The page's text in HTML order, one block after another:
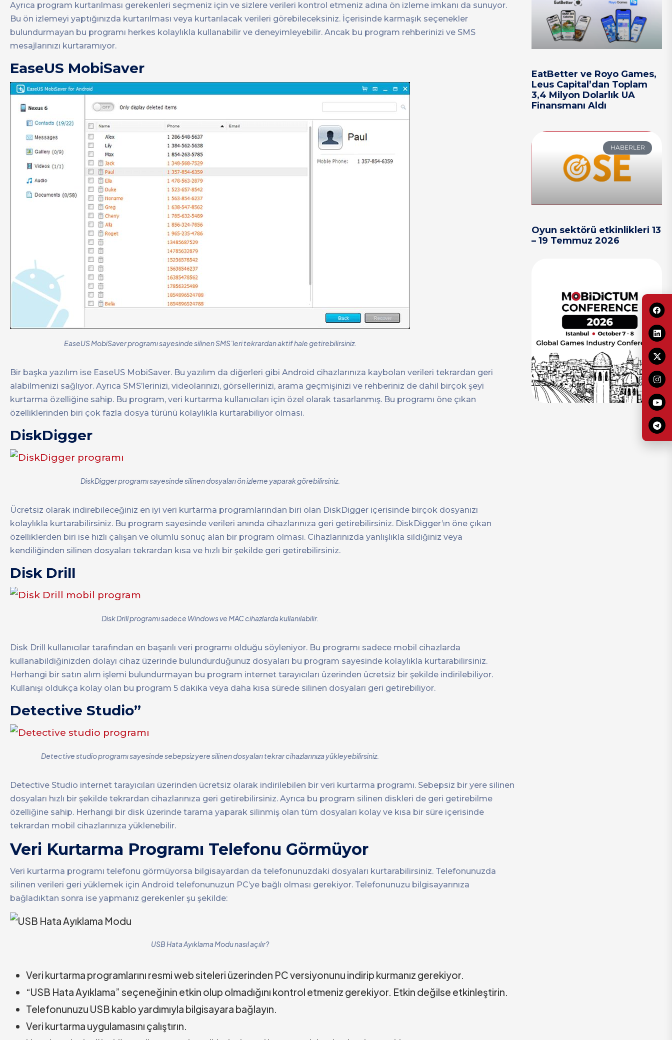
Ayrıca program kurtarılması gerekenleri seçmeniz için ve sizlere verileri kontrol etmeniz adına ön izleme imkanı da sunuyor.
Bu ön izlemeyi yaptığınızda kurtarılması veya kurtarılacak verileri görebileceksiniz. İçerisinde karmaşık seçenekler
bulundurmayan bu programı herkes kolaylıkla kullanabilir ve deneyimleyebilir. Ancak bu program rehberinizi ve SMS
mesajlarınızı kurtaramıyor.
EaseUS MobiSaver
EaseUS MobiSaver programı sayesinde silinen SMS’leri tekrardan aktif hale getirebilirsiniz.
Bir başka yazılım ise EaseUS MobiSaver. Bu yazılım da diğerleri gibi Android cihazlarınıza kaybolan verileri tekrardan geri
alabilmenizi sağlıyor. Ayrıca SMS’lerinizi, videolarınızı, görsellerinizi, arama geçmişinizi ve rehberiniz de dahil birçok şeyi
kurtarma özelliğine sahip. Bu program, veri kurtarma kullanıcıları için özel olarak tasarlanmış. Bu programı öne çıkan
özelliklerinden biri çok fazla dosya türünü kolaylıkla kurtarabiliyor olması.
DiskDigger
DiskDigger programı sayesinde silinen dosyaları ön izleme yaparak görebilirsiniz.
Ücretsiz olarak indirebileceğiniz en iyi veri kurtarma programlarından biri olan DiskDigger içerisinde birçok dosyanızı
kolaylıkla kurtarabilirsiniz. Bu program sayesinde verileri anında cihazlarınıza geri getirebilirsiniz. DiskDigger’ın öne çıkan
özelliklerden biri ise hızlı çalışan ve olumlu sonuç alan bir program olması. Cihazlarınızda yanlışlıkla sildiğiniz veya
kendiliğinden silinen dosyaları tekrardan kısa ve hızlı bir şekilde geri getirebilirsiniz.
Disk Drill
Disk Drill programı sadece Windows ve MAC cihazlarda kullanılabilir.
Disk Drill kullanıcılar tarafından en başarılı veri programı olduğu söyleniyor. Bu programı sadece mobil cihazlarda
kullanabildiğinizden dolayı cihaz üzerinde bulundurduğunuz dosyaları bu program sayesinde kolaylıkla kurtarabilirsiniz.
Herhangi bir satın alım işlemi bulundurmayan bu program internet tarayıcıları üzerinden ücretsiz bir şekilde indirilebiliyor.
Kullanışı oldukça kolay olan bu program 5 dakika veya daha kısa sürede silinen dosyaları geri getirebiliyor.
Detective Studio”
Detective studio programı sayesinde sebepsiz yere silinen dosyaları tekrar cihazlarınıza yükleyebilirsiniz.
Detective Studio internet tarayıcıları üzerinden ücretsiz olarak indirilebilen bir veri kurtarma programı. Sebepsiz bir yere silinen
dosyaları hızlı bir şekilde tekrardan cihazlarınıza geri getirebilirsiniz. Ayrıca bu program silinen diskleri de geri getirebilme
özelliğine sahip. Herhangi bir disk üzerinde tarama yaparak silinmiş olan tüm dosyaları kolay ve kısa bir süre içerisinde
tekrardan mobil cihazlarınıza yüklenebilir.
Veri Kurtarma Programı Telefonu Görmüyor
Veri kurtarma programı telefonu görmüyorsa bilgisayardan da telefonunuzdaki dosyaları kurtarabilirsiniz. Telefonunuzda
silinen verileri geri yüklemek için Android telefonunuzun PC’ye bağlı olması gerekiyor. Telefonunuzu bilgisayarınıza
bağladıktan sonra ise yapmanız gerekenler şu şekilde:
USB Hata Ayıklama Modu nasıl açılır?
Veri kurtarma programlarını resmi web siteleri üzerinden PC versiyonunu indirip kurmanız gerekiyor.
“USB Hata Ayıklama” seçeneğinin etkin olup olmadığını kontrol etmeniz gerekiyor. Etkin değilse etkinleştirin.
Telefonunuzu USB kablo yardımıyla bilgisayara bağlayın.
Veri kurtarma uygulamasını çalıştırın.
EatBetter ve Royo Games,
Leus Capital’dan Toplam
3,4 Milyon Dolarlık UA
Finansmanı Aldı
HABERLER
Oyun sektörü etkinlikleri 13
– 19 Temmuz 2026